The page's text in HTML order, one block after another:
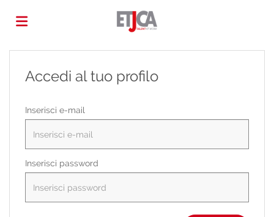
Offerte
di
lavoro
Carica
il
Login
Accedi al tuo profilo
Inserisci e-mail
Inserisci password